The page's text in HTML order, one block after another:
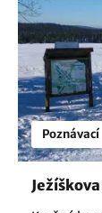
Poznávací